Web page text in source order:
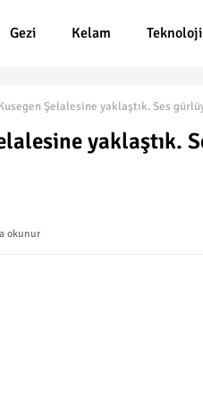
Gezi Kelam Teknoloji
Şelalesine yaklaştık. Ses
yaklaştık.
okunur